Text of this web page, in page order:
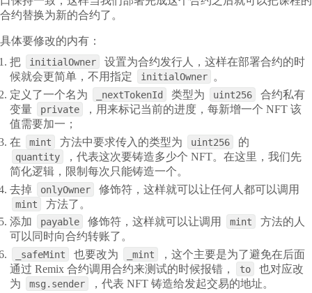
合约替换为新的合约了。
具体要修改的内有：
把
initialOwner
设置为合约发行人，这样在部署合约的时
候就会更简单，不用指定
initialOwner
。
定义了一个名为
_nextTokenId 类型为 uint256
合约私有
变量
private
，用来标记当前的进度，每新增一个 NFT 该
值需要加一；
在
mint 方法中要求传入的类型为 uint256 的
quantity
，代表这次要铸造多少个 NFT。在这里，我们先
简化逻辑，限制每次只能铸造一个。
去掉
onlyOwner 修饰符，这样就可以让任何人都可以调用
mint
方法了。
添加
payable 修饰符，这样就可以让调用 mint
方法的人
可以同时向合约转账了。
_safeMint 也要改为 _mint
，这个主要是为了避免在后面
通过 Remix 合约调用合约来测试的时候报错，
to
也对应改
为
msg.sender ，代表 NFT 铸造给发起交易的地址。